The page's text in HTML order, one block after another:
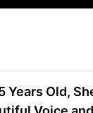
Years Old,